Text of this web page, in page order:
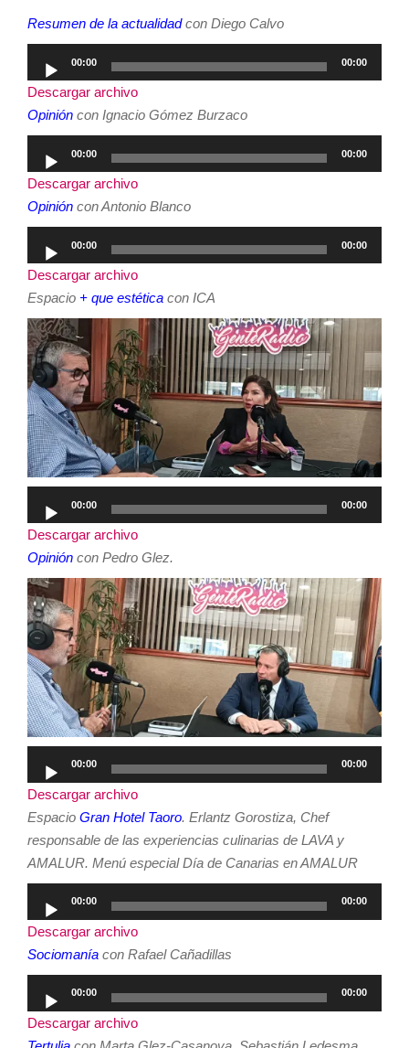
Resumen de la actualidadcon Diego Calvo
de
audio
00:00 00:00
Descargar archivo
Opinión con Ignacio Gómez Burzaco
de
audio
00:00 00:00
Descargar archivo
Opinión con Antonio Blanco
de
audio
00:00 00:00
Descargar archivo
Espacio + que estética con ICA
de
audio
00:00 00:00
Descargar archivo
Opinión con Pedro Glez.
Reproductor
de
audio
00:00 00:00
Descargar archivo
Espacio Gran Hotel Taoro. Erlantz Gorostiza, Chef
responsable de las experiencias culinarias de LAVA y
AMALUR. Menú especial Día de Canarias en AMALUR
Reproductor
de
audio
00:00 00:00
Descargar archivo
Sociomanía con Rafael Cañadillas
Reproductor
de
audio
00:00 00:00
Descargar archivo